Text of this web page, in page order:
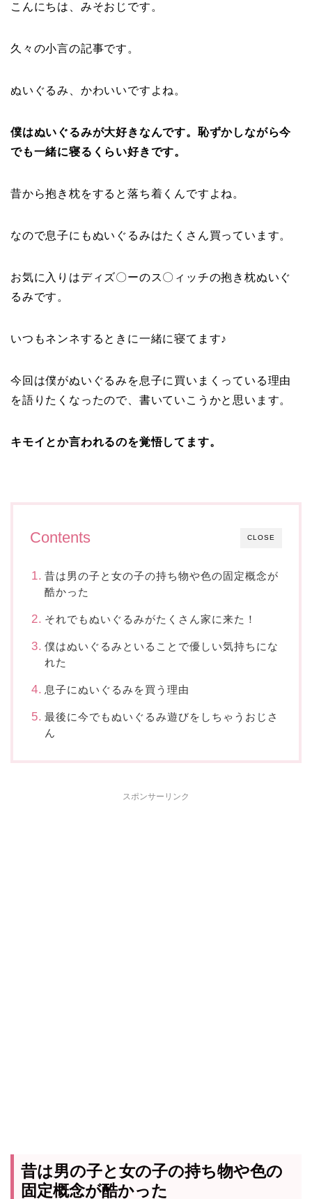
こんにちは、みそおじです。
久々の小言の記事です。
ぬいぐるみ、かわいいですよね。
僕はぬいぐるみが大好きなんです。恥ずかしながら今
でも一緒に寝るくらい好きです。
昔から抱き枕をすると落ち着くんですよね。
なので息子にもぬいぐるみはたくさん買っています。
お気に入りはディズ〇ーのス〇ィッチの抱き枕ぬいぐ
るみです。
いつもネンネするときに一緒に寝てます♪
今回は僕がぬいぐるみを息子に買いまくっている理由
を語りたくなったので、書いていこうかと思います。
キモイとか言われるのを覚悟してます。
CLOSE
Contents
昔は男の子と女の子の持ち物や色の固定概念が
酷かった
それでもぬいぐるみがたくさん家に来た！
僕はぬいぐるみといることで優しい気持ちにな
れた
息子にぬいぐるみを買う理由
最後に今でもぬいぐるみ遊びをしちゃうおじさ
ん
スポンサーリンク
昔は男の子と女の子の持ち物や色の
固定概念が酷かった